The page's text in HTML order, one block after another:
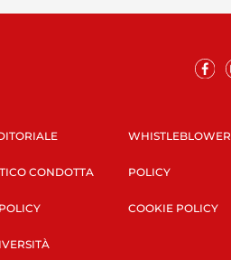
CONDOTTA
WHISTLEBLOWER
POLICY
COOKIE POLICY